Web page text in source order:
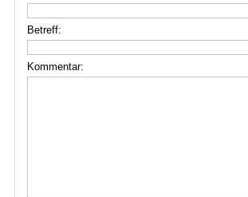
Betreff:
Kommentar: